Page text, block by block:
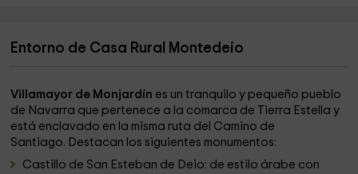
Entorno de Casa Rural Montedeio
Villamayor de Monjardín es un tranquilo y pequeño pueblo
de Navarra que pertenece a la comarca de Tierra Estella y
está enclavado en la misma ruta del Camino de
Santiago. Destacan los siguientes monumentos:
Castillo de San Esteban de Deio: de estilo árabe con